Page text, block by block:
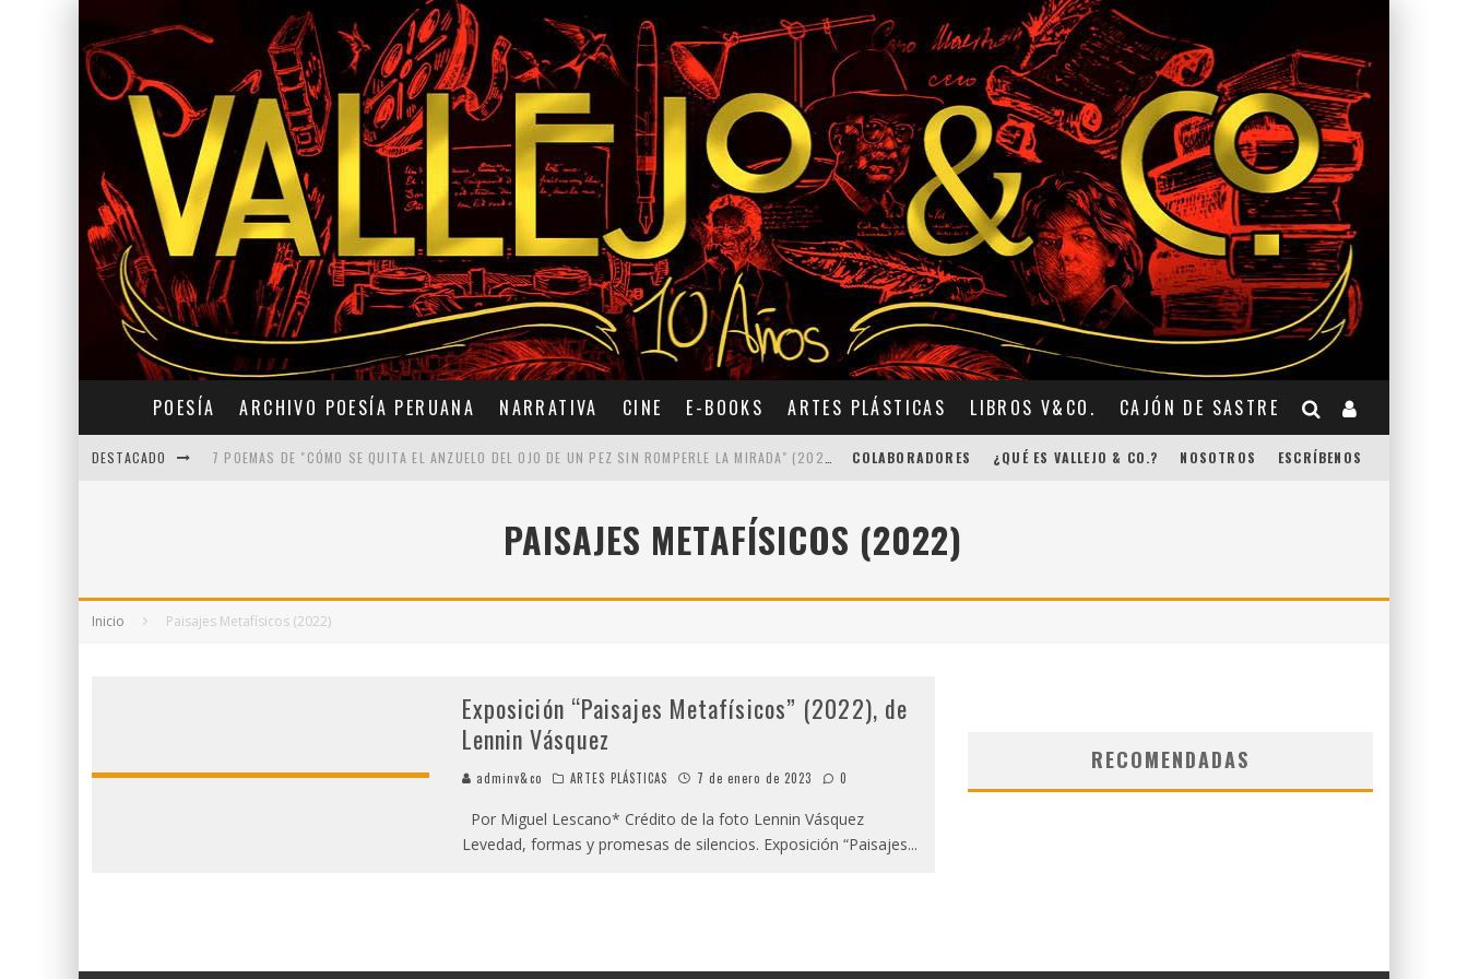
POESÍA ARCHIVO POESÍA PERUANA NARRATIVA CINE E-BOOKS ARTES PLÁSTICAS LIBROS V&CO. CAJÓN DE SASTRE
DESTACADO
SOBRE "PROSAS MINÚSCULAS" (2025), DE ALONSO RABÍ
COLABORADORES ¿QUÉ ES VALLEJO & CO.? NOSOTROS ESCRÍBENOS
PAISAJES METAFÍSICOS (2022)
Inicio Paisajes Metafísicos (2022)
Exposición “Paisajes Metafísicos” (2022), de
Lennin Vásquez
adminv&co ARTES PLÁSTICAS 7 de enero de 2023 0
Por Miguel Lescano* Crédito de la foto Lennin Vásquez
Levedad, formas y promesas de silencios. Exposición “Paisajes...
RECOMENDADAS